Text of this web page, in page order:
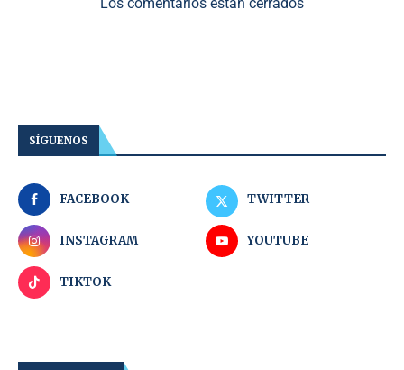
Los comentarios están cerrados
SÍGUENOS
FACEBOOK TWITTER
INSTAGRAM YOUTUBE
TIKTOK